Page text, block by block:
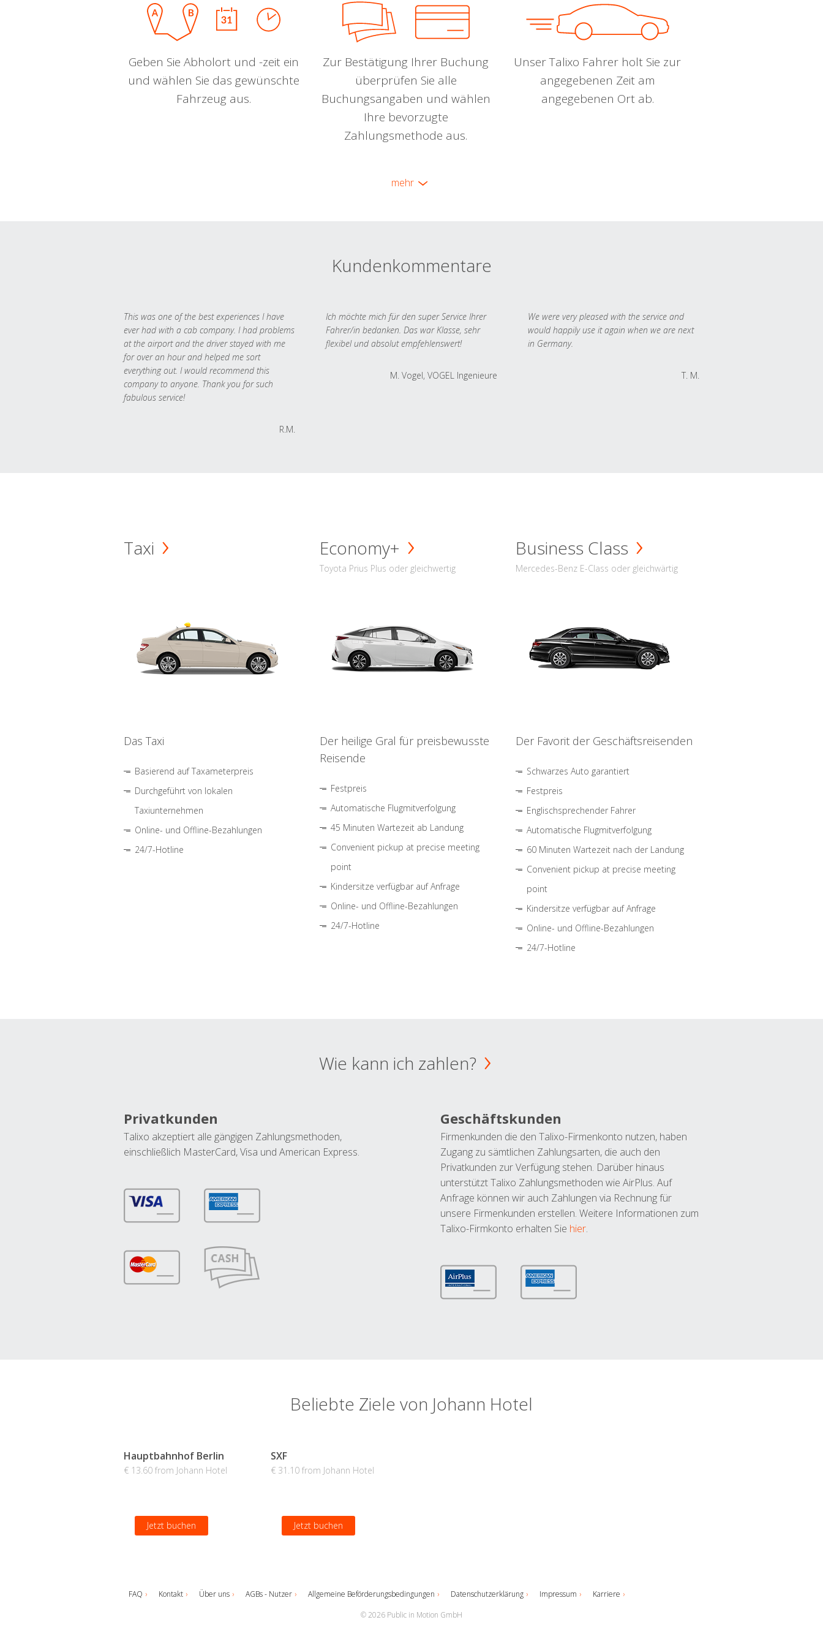
Geben Sie Abholort und -zeit ein
und wählen Sie das gewünschte
Fahrzeug aus.
Zur Bestätigung Ihrer Buchung
überprüfen Sie alle
Buchungsangaben und wählen
Ihre bevorzugte
Zahlungsmethode aus.
Unser Talixo Fahrer holt Sie zur
angegebenen Zeit am
angegebenen Ort ab.
mehr
Kundenkommentare
This was one of the best experiences I have
ever had with a cab company. I had problems
at the airport and the driver stayed with me
for over an hour and helped me sort
everything out. I would recommend this
company to anyone. Thank you for such
fabulous service!
R.M.
Ich möchte mich für den super Service Ihrer
Fahrer/in bedanken. Das war Klasse, sehr
flexibel und absolut empfehlenswert!
M. Vogel, VOGEL Ingenieure
We were very pleased with the service and
would happily use it again when we are next
in Germany.
T. M.
Taxi
Das Taxi
Basierend auf Taxameterpreis
Durchgeführt von lokalen
Taxiunternehmen
Online- und Offline-Bezahlungen
24/7-Hotline
Economy+
Toyota Prius Plus oder gleichwertig
Der heilige Gral für preisbewusste
Reisende
Festpreis
Automatische Flugmitverfolgung
45 Minuten Wartezeit ab Landung
Convenient pickup at precise meeting
point
Kindersitze verfügbar auf Anfrage
Online- und Offline-Bezahlungen
24/7-Hotline
Business Class
Mercedes-Benz E-Class oder gleichwärtig
Der Favorit der Geschäftsreisenden
Schwarzes Auto garantiert
Festpreis
Englischsprechender Fahrer
Automatische Flugmitverfolgung
60 Minuten Wartezeit nach der Landung
Convenient pickup at precise meeting
point
Kindersitze verfügbar auf Anfrage
Online- und Offline-Bezahlungen
24/7-Hotline
Wie kann ich zahlen?
Privatkunden
Talixo akzeptiert alle gängigen Zahlungsmethoden,
einschließlich MasterCard, Visa und American Express.
Geschäftskunden
Firmenkunden die den Talixo-Firmenkonto nutzen, haben
Zugang zu sämtlichen Zahlungsarten, die auch den
Privatkunden zur Verfügung stehen. Darüber hinaus
unterstützt Talixo Zahlungsmethoden wie AirPlus. Auf
Anfrage können wir auch Zahlungen via Rechnung für
unsere Firmenkunden erstellen. Weitere Informationen zum
Talixo-Firmkonto erhalten Sie hier.
Beliebte Ziele von Johann Hotel
Hauptbahnhof Berlin
€ 13.60 from Johann Hotel
Jetzt buchen
SXF
€ 31.10 from Johann Hotel
Jetzt buchen
FAQ Kontakt Über uns AGBs - Nutzer Allgemeine Beförderungsbedingungen Datenschutzerklärung Impressum
Karriere
© 2026 Public in Motion GmbH